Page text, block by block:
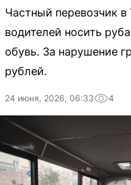
Частный перевозчик
водителей носить
обувь. За нарушение
рублей.
24 июня, 2026, 06:33 4